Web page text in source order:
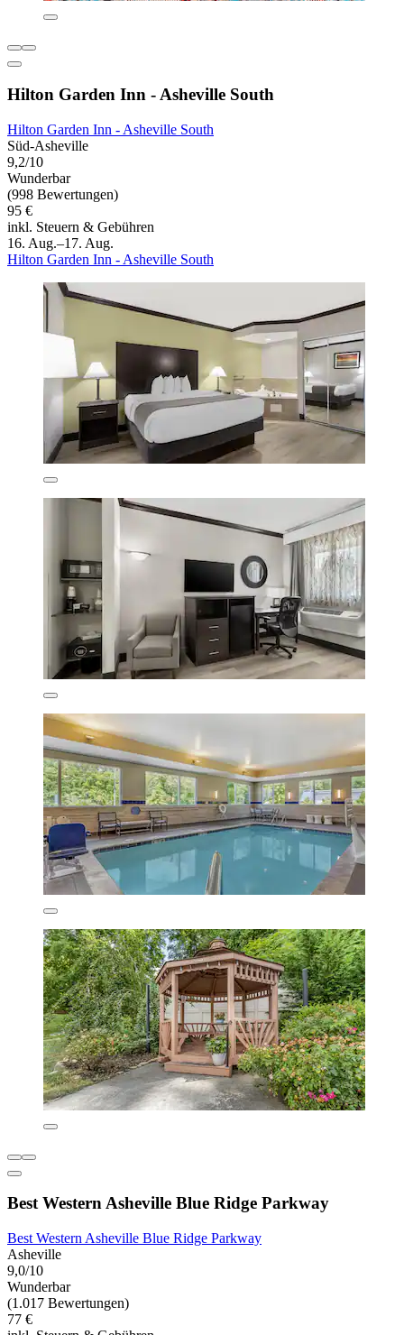
Hilton Garden Inn - Asheville South
Hilton Garden Inn - Asheville South
Süd-Asheville
9,2/10
Wunderbar
(998 Bewertungen)
95 €
inkl. Steuern & Gebühren
16. Aug.–17. Aug.
Hilton Garden Inn - Asheville South
Best Western Asheville Blue Ridge Parkway
Best Western Asheville Blue Ridge Parkway
Asheville
9,0/10
Wunderbar
(1.017 Bewertungen)
77 €